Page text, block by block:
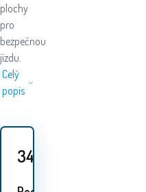
plochy
pro
bezpečnou
jízdu.
Celý
popis
341